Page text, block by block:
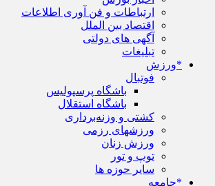
ارتباطات و فن آوری اطلاعات
اقتصاد بین الملل
آگهی های دولتی
تبلیغات
*ورزش
فوتبال
باشگاه پرسپولیس
باشگاه استقلال
کشتی و وزنه‌برداری
ورزشهای رزمی
ورزش زنان
توپ و تور
سایر حوزه ها
*جامعه